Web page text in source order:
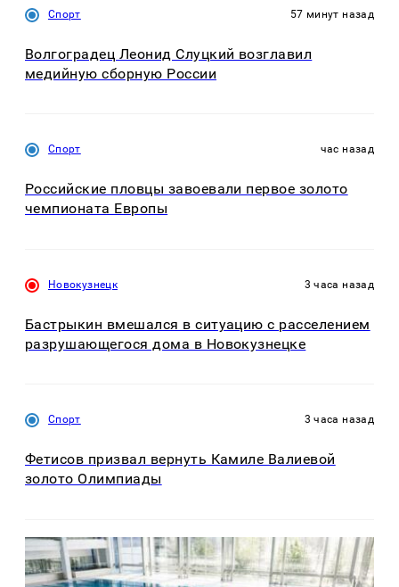
Спорт 57 минут назад
Волгоградец Леонид Слуцкий возглавил
медийную сборную России
Спорт час назад
Российские пловцы завоевали первое золото
чемпионата Европы
Новокузнецк 3 часа назад
Бастрыкин вмешался в ситуацию с расселением
разрушающегося дома в Новокузнецке
Спорт 3 часа назад
Фетисов призвал вернуть Камиле Валиевой
золото Олимпиады